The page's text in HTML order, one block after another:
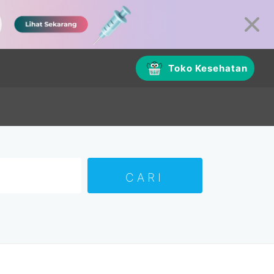
Toko Kesehatan